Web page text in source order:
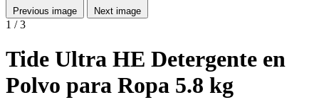
Previous image Next image
1 / 3
Tide Ultra HE Detergente en
Polvo para Ropa 5.8 kg